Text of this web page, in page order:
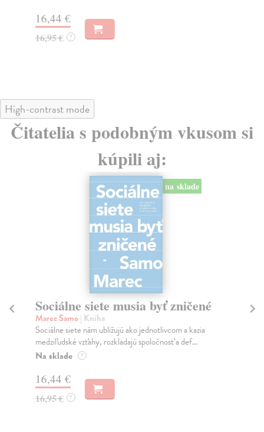
16,44 €
16,95 € ?
High-contrast mode
Čitatelia s podobným vkusom si
kúpili aj:
na sklade
Sociálne siete musia byť zničené
Marec Samo| Kniha
Sociálne siete nám ubližujú ako jednotlivcom a kazia
medziľudské vzťahy, rozkladajú spoločnosť a def...
Na sklade ?
16,44 €
16,95 € ?